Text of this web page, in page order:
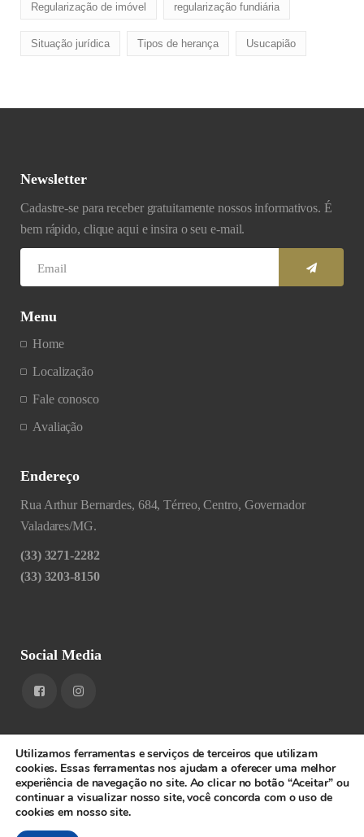
Regularização de imóvel regularização fundiária
Situação jurídica Tipos de herança Usucapião
Newsletter
Cadastre-se para receber gratuitamente nossos informativos. É
bem rápido, clique aqui e insira o seu e-mail.
Menu
Home
Localização
Fale conosco
Avaliação
Endereço
Rua Arthur Bernardes, 684, Térreo, Centro, Governador
Valadares/MG.
(33) 3271-2282
(33) 3203-8150
Social Media
1RIGV - CNPJ: 20.685.380/0001-52 - Todos os direitos
Utilizamos ferramentas e serviços de terceiros que utilizam
cookies. Essas ferramentas nos ajudam a oferecer uma melhor
experiência de navegação no site. Ao clicar no botão “Aceitar” ou
continuar a visualizar nosso site, você concorda com o uso de
cookies em nosso site.